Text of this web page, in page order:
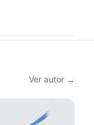
Ver autor →